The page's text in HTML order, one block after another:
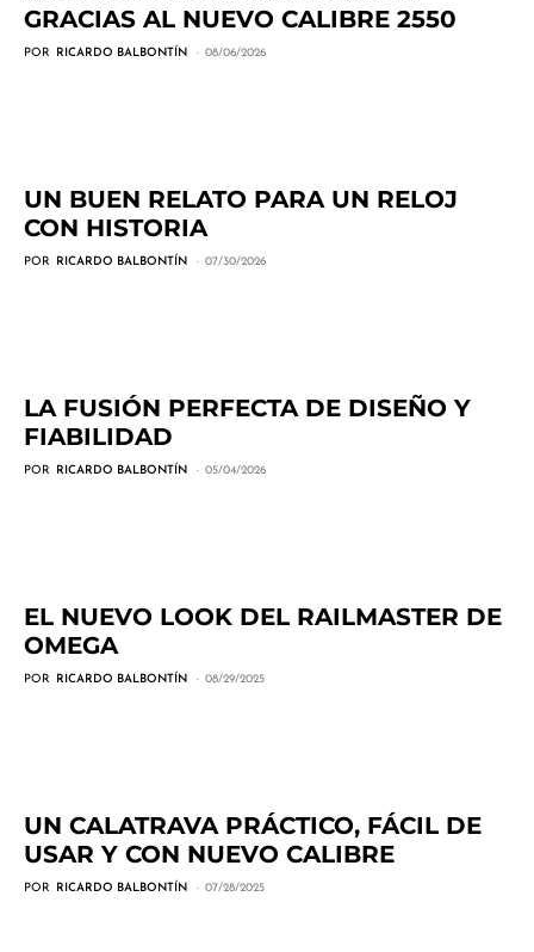
GRACIAS AL NUEVO CALIBRE 2550
POR RICARDO BALBONTÍN 08/06/2026
UN BUEN RELATO PARA UN RELOJ
CON HISTORIA
POR RICARDO BALBONTÍN 07/30/2026
LA FUSIÓN PERFECTA DE DISEÑO Y
FIABILIDAD
POR RICARDO BALBONTÍN 05/04/2026
EL NUEVO LOOK DEL RAILMASTER DE
OMEGA
POR RICARDO BALBONTÍN 08/29/2025
UN CALATRAVA PRÁCTICO, FÁCIL DE
USAR Y CON NUEVO CALIBRE
POR RICARDO BALBONTÍN 07/28/2025